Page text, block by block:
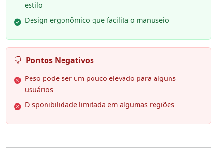
estilo
Design ergonômico que facilita o manuseio
Pontos Negativos
Peso pode ser um pouco elevado para alguns
usuários
Disponibilidade limitada em algumas regiões